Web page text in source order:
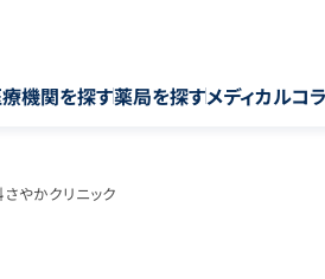
機関を探す薬局を探すメディカルコ
やかクリニック